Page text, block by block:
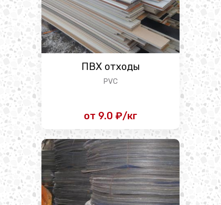
ПВХ отходы
PVC
от 9.0 ₽/кг